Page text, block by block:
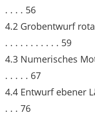
. . . . 56
4.2 Grobentwurf
. . . . . . . . . . . 59
4.3 Numerisches
. . . . . 67
4.4 Entwurf ebener
. . . 76